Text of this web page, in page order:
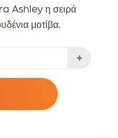
Ashley η σειρά
μοτίβα.